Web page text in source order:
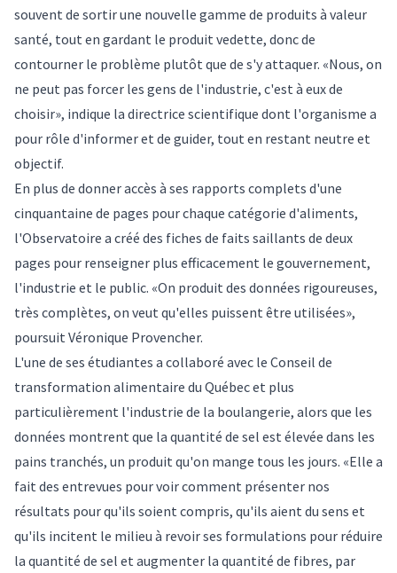
souvent de sortir une nouvelle gamme de produits à valeur
santé, tout en gardant le produit vedette, donc de
contourner le problème plutôt que de s'y attaquer. «Nous, on
ne peut pas forcer les gens de l'industrie, c'est à eux de
choisir», indique la directrice scientifique dont l'organisme a
pour rôle d'informer et de guider, tout en restant neutre et
objectif.
En plus de donner accès à ses rapports complets d'une
cinquantaine de pages pour chaque catégorie d'aliments,
l'Observatoire a créé des fiches de faits saillants de deux
pages pour renseigner plus efficacement le gouvernement,
l'industrie et le public. «On produit des données rigoureuses,
très complètes, on veut qu'elles puissent être utilisées»,
poursuit Véronique Provencher.
L'une de ses étudiantes a collaboré avec le Conseil de
transformation alimentaire du Québec et plus
particulièrement l'industrie de la boulangerie, alors que les
données montrent que la quantité de sel est élevée dans les
pains tranchés, un produit qu'on mange tous les jours. «Elle a
fait des entrevues pour voir comment présenter nos
résultats pour qu'ils soient compris, qu'ils aient du sens et
qu'ils incitent le milieu à revoir ses formulations pour réduire
la quantité de sel et augmenter la quantité de fibres, par